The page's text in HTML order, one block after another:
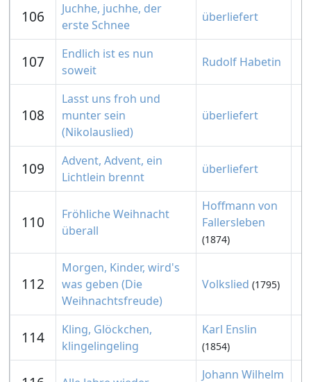
106
Juchhe, juchhe, der
erste Schnee
überliefert
107
Endlich ist es nun
soweit
Rudolf Habetin
108
Lasst uns froh und
munter sein
(Nikolauslied)
überliefert
109
Advent, Advent, ein
Lichtlein brennt
überliefert
110
Fröhliche Weihnacht
überall
Hoffmann von
Fallersleben
(1874)
112
Morgen, Kinder, wird's
was geben (Die
Weihnachtsfreude)
Volkslied (1795)
114
Kling, Glöckchen,
klingelingeling
Karl Enslin
(1854)
Johann Wilhelm